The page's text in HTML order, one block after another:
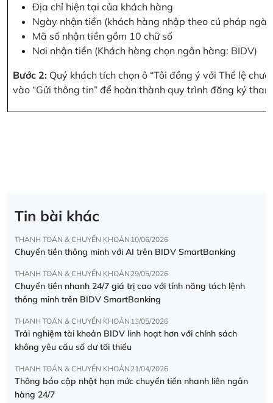
Địa chỉ hiện tại của khách hàng
Ngày nhận tiền (khách hàng nhập theo cú pháp
Mã số nhận tiền gồm 10 chữ số
Nơi nhận tiền (Khách hàng chọn ngân hàng: BIDV)
Bước 2: Quý khách tích chọn ô “Tôi đồng ý với Thể lệ
vào “Gửi thông tin” để hoàn thành quy trình đăng ký
Tin bài khác
THANH TOÁN & CHUYỂN KHOẢN 10/06/2026
Chuyển tiền thông minh với AI trên BIDV SmartBanking
THANH TOÁN & CHUYỂN KHOẢN 29/05/2026
Chuyển tiền nhanh 24/7 giá trị cao với tính năng tách lệnh
thông minh trên BIDV SmartBanking
THANH TOÁN & CHUYỂN KHOẢN 13/05/2026
Trải nghiệm tài khoản BIDV linh hoạt hơn với chính sách
không yêu cầu số dư tối thiểu
THANH TOÁN & CHUYỂN KHOẢN 21/04/2026
Thông báo cập nhật hạn mức chuyển tiền nhanh liên ngân
hàng 24/7